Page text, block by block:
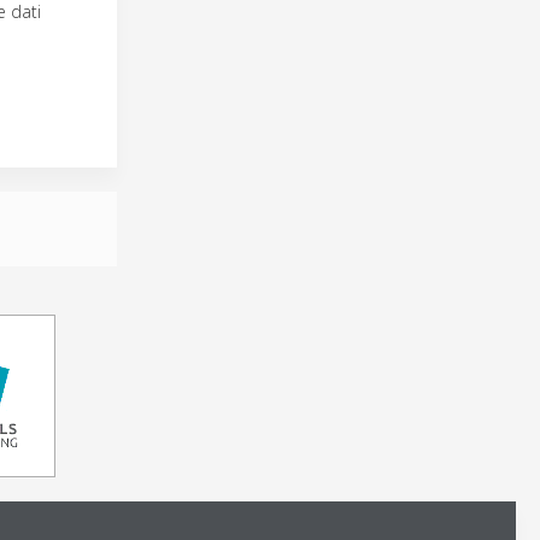
dati